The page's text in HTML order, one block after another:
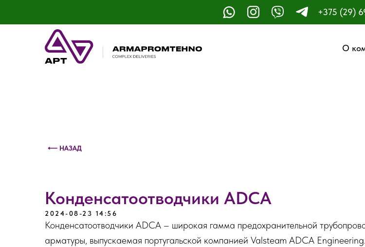
О
+375 (29)
О
⟵ НАЗАД
Конденсатоотводчики ADCA
2024-08-23 14:56
Конденсатоотводчики ADCA – широкая гамма предохранительной
арматуры, выпускаемая португальской компанией Valsteam ADCA